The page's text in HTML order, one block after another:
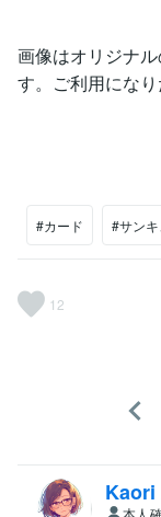
画像はオリジナ
す。ご利用になり
#カード #サン
12
本人